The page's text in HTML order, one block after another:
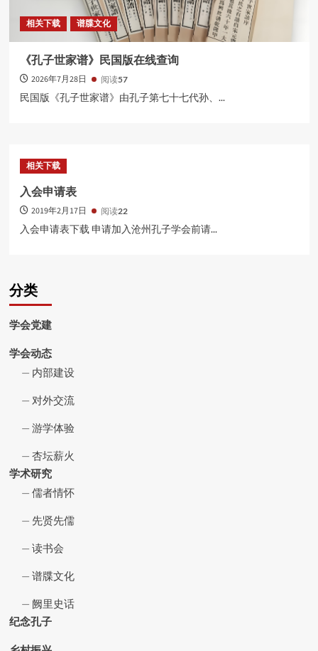
相关下载 谱牒文化
《孔子世家谱》民国版在线查询
2026年7月28日 阅读57
民国版《孔子世家谱》由孔子第七十七代孙、...
相关下载
入会申请表
2019年2月17日 阅读22
入会申请表下载 申请加入沧州孔子学会前请...
分类
学会党建
学会动态
内部建设
对外交流
游学体验
杏坛薪火
学术研究
儒者情怀
先贤先儒
读书会
谱牒文化
阙里史话
纪念孔子